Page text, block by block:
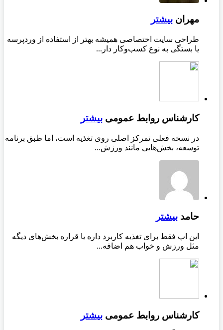
مهران بیشتر
طراحی سایت اختصاصی همیشه بهتر از استفاده از وردپرسه
یا بستگی به نوع کسب‌وکار دار...
کارشناس روابط عمومی بیشتر
در نسخه فعلی تمرکز اصلی روی تغذیه است، اما طبق برنامه
توسعه، بخش‌هایی مانند ورزش...
حامد بیشتر
این اپ فقط برای تغذیه کاربرد داره یا قراره بخش‌های دیگه
مثل ورزش و خواب هم اضافه...
کارشناس روابط عمومی بیشتر